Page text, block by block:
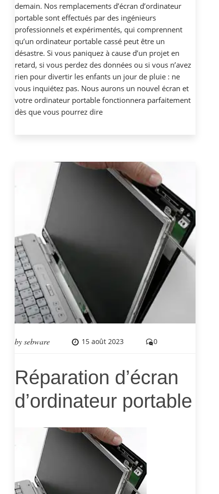
demain. Nos remplacements d’écran d’ordinateur
portable sont effectués par des ingénieurs
professionnels et expérimentés, qui comprennent
qu’un ordinateur portable cassé peut être un
désastre. Si vous paniquez à cause d’un projet en
retard, si vous perdez des données ou si vous n’avez
rien pour divertir les enfants un jour de pluie : ne
vous inquiétez pas. Nous aurons un nouvel écran et
votre ordinateur portable fonctionnera parfaitement
dès que vous pourrez dire
bysebware 15 août 2023 0
Réparation d’écran
d’ordinateur portable